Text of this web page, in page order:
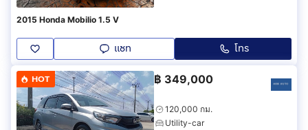
2015 Honda Mobilio 1.5 V
แชท โทร
HOT ฿ 349,000
120,000 กม.
Utility-car